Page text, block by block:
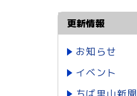
更新情報
お知らせ
イベント